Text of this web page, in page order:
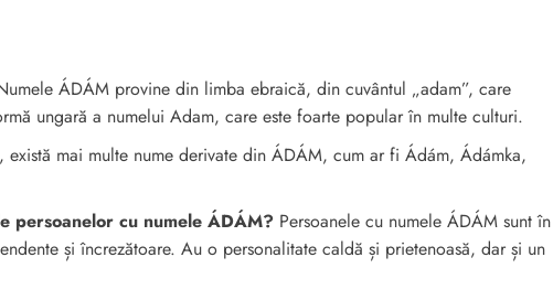
ÁDÁM provine din limba ebraică, din cuvântul „adam”, care
ungară a numelui Adam, care este foarte popular în multe culturi.
există mai multe nume derivate din ÁDÁM, cum ar fi Ádám, Ádámka,
persoanelor cu numele ÁDÁM? Persoanele cu numele ÁDÁM sunt în
și încrezătoare. Au o personalitate caldă și prietenoasă, dar și un